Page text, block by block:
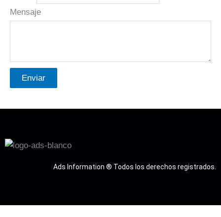
Mensaje
Enviar
Ads Information ® Todos los derechos registrados.